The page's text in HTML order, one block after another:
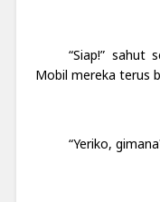
“Siap!” sahut
Mobil mereka terus
“Yeriko,